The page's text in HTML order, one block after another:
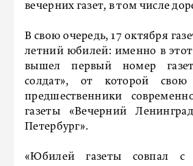
вечерних газет, в том числе
В свою очередь, 17 октября
летний юбилей: именно в этот
вышел первый номер
солдат», от которой
предшественники
газеты «Вечерний
Петербург».
«Юбилей газеты совпал